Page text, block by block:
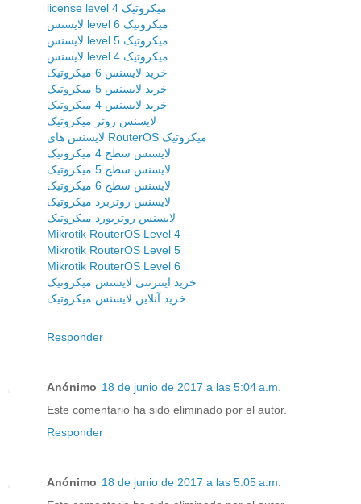
license level 4 میکروتیک
لایسنس level 6 میکروتیک
لایسنس level 5 میکروتیک
لایسنس level 4 میکروتیک
خرید لایسنس 6 میکروتیک
خرید لایسنس 5 میکروتیک
خرید لایسنس 4 میکروتیک
لایسنس روتر میکروتیک
لایسنس های RouterOS میکروتیک
لایسنس سطح 4 میکروتیک
لایسنس سطح 5 میکروتیک
لایسنس سطح 6 میکروتیک
لایسنس روتربرد میکروتیک
لایسنس روتربورد میکروتیک
Mikrotik RouterOS Level 4
Mikrotik RouterOS Level 5
Mikrotik RouterOS Level 6
خرید اینترنتی لایسنس میکروتیک
خرید آنلاین لایسنس میکروتیک
Responder
Anónimo 18 de junio de 2017 a las 5:04 a.m.
Este comentario ha sido eliminado por el autor.
Responder
Anónimo 18 de junio de 2017 a las 5:05 a.m.